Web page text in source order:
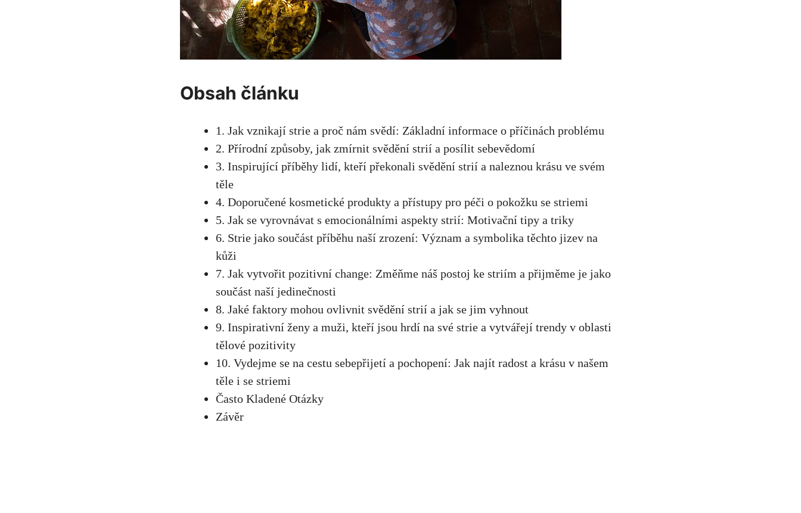
Obsah článku
1. Jak vznikají strie a proč nám svědí: Základní informace o příčinách problému
2. Přírodní způsoby, jak zmírnit svědění strií a posílit sebevědomí
3. Inspirující příběhy lidí, kteří překonali svědění strií a naleznou krásu ve svém
těle
4. Doporučené kosmetické produkty a přístupy pro péči o pokožku se striemi
5. Jak se vyrovnávat s emocionálními aspekty strií: Motivační tipy a triky
6. Strie jako součást příběhu naší zrození: Význam a symbolika těchto jizev na
kůži
7. Jak vytvořit pozitivní change: Změňme náš postoj ke striím a přijměme je jako
součást naší jedinečnosti
8. Jaké faktory mohou ovlivnit svědění strií a jak se jim vyhnout
9. Inspirativní ženy a muži, kteří jsou hrdí na své strie a vytvářejí trendy v oblasti
tělové pozitivity
10. Vydejme se na cestu sebepřijetí a pochopení: Jak najít radost a krásu v našem
těle i se striemi
Často Kladené Otázky
Závěr